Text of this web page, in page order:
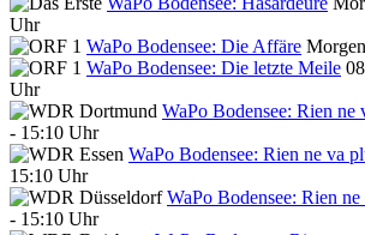
Uhr
WaPo Bodensee: Die Affäre
WaPo Bodensee: Die letzte Meile
Uhr
WaPo Bodensee: Rien ne
- 15:10 Uhr
WaPo Bodensee: Rien ne va
15:10 Uhr
WaPo Bodensee: Rien
- 15:10 Uhr